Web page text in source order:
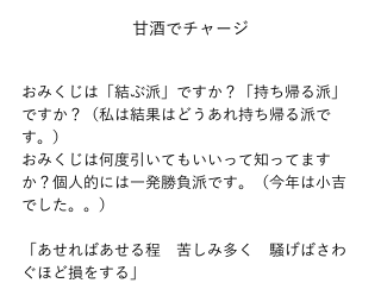
甘酒でチャージ
おみくじは「結ぶ派」ですか？「持ち帰る派」
ですか？（私は結果はどうあれ持ち帰る派で
す。）
おみくじは何度引いてもいいって知ってます
か？個人的には一発勝負派です。（今年は小吉
でした。。）
「あせればあせる程　苦しみ多く　騒げばさわ
ぐほど損をする」